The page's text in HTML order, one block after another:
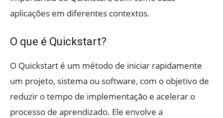
aplicações em diferentes contextos.
O que é Quickstart?
O Quickstart é um método de iniciar rapidamente
um projeto, sistema ou software, com o objetivo de
reduzir o tempo de implementação e acelerar o
processo de aprendizado. Ele envolve a